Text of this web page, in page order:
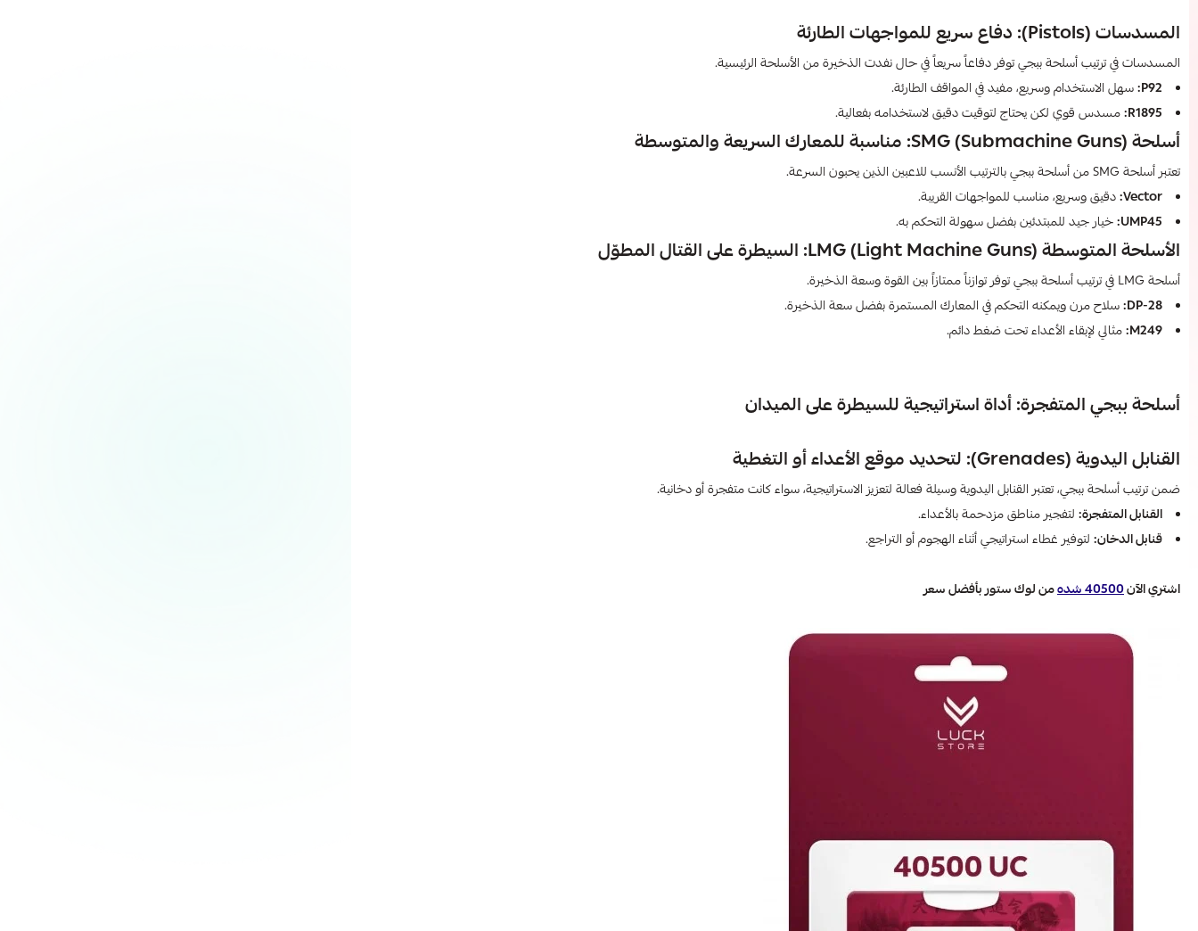
المسدسات (Pistols): دفاع سريع للمواجهات الطارئة
المسدسات في ترتيب أسلحة ببجي توفر دفاعاً سريعاً في حال نفدت الذخيرة من الأسلحة الرئيسية.
P92: سهل الاستخدام وسريع، مفيد في المواقف الطارئة.
R1895: مسدس قوي لكن يحتاج لتوقيت دقيق لاستخدامه بفعالية.
أسلحة SMG (Submachine Guns): مناسبة للمعارك السريعة والمتوسطة
تعتبر أسلحة SMG من أسلحة ببجي بالترتيب الأنسب للاعبين الذين يحبون السرعة.
Vector: دقيق وسريع، مناسب للمواجهات القريبة.
UMP45: خيار جيد للمبتدئين بفضل سهولة التحكم به.
الأسلحة المتوسطة LMG (Light Machine Guns): السيطرة على القتال المطوّل
أسلحة LMG في ترتيب أسلحة ببجي توفر توازناً ممتازاً بين القوة وسعة الذخيرة.
DP-28: سلاح مرن ويمكنه التحكم في المعارك المستمرة بفضل سعة الذخيرة.
M249: مثالي لإبقاء الأعداء تحت ضغط دائم.
أسلحة ببجي المتفجرة: أداة استراتيجية للسيطرة على الميدان
القنابل اليدوية (Grenades): لتحديد موقع الأعداء أو التغطية
ضمن ترتيب أسلحة ببجي، تعتبر القنابل اليدوية وسيلة فعالة لتعزيز الاستراتيجية، سواء كانت متفجرة أو دخانية.
القنابل المتفجرة: لتفجير مناطق مزدحمة بالأعداء.
قنابل الدخان: لتوفير غطاء استراتيجي أثناء الهجوم أو التراجع.
اشتري الآن40500 شده من لوك ستور بأفضل سعر